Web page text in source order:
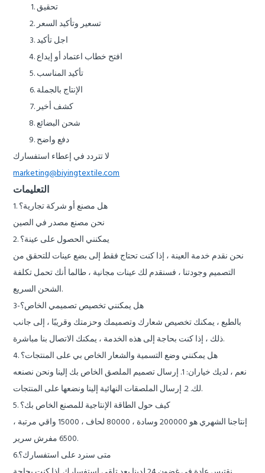
تحقيق
تسعير وتأكيد السعر
اجل تأكيد
افتح خطاب اعتماد أو إيداع
تأكيد المناسب
الإنتاج بالجملة
كشف أخير
شحن البضائع
دفع واضح
لا تتردد في إعطاء استفسارك
marketing@biyingtextile.com
التعليمات
1. هل مصنع أو شركة تجارية؟
نحن مصنع مصدر في الصين
2. يمكنني الحصول على عينة؟
نحن نقدم خدمة العينة ، إذا كنت تحتاج فقط إلى بضع عينات للتحقق من
التصميم وجودتنا ، فسنقدم لك عينات مجانية ، طالما أنك تحمل تكلفة
الشحن السريع.
3-هل يمكنني تخصيص تصميمي الخاص؟
بالطبع ، يمكنك تخصيص شعارك وتصميمك وحزمتك وقريبًا ، إلى جانب
ذلك ، إذا كنت بحاجة إلى هذه الخدمة ، يمكنك الاتصال بنا مباشرة.
4. هل يمكنني وضع التسمية والشعار الخاص بي على المنتجات؟
نعم ، لديك خياران: 1. إرسال تصميم الملصق الخاص بك إلينا ونحن نصنعه
لك. 2. إرسال الملصقات النهائية إلينا ونضعها على المنتجات.
5. كيف حول الطاقة الإنتاجية للمصنع الخاص بك؟
إنتاجنا الشهري هو 200000 وسادة ، 80000 لحاف ، 15000 واقي مرتبة ،
6500 مفرش سرير.
6.متى سنرد على استفسارك؟